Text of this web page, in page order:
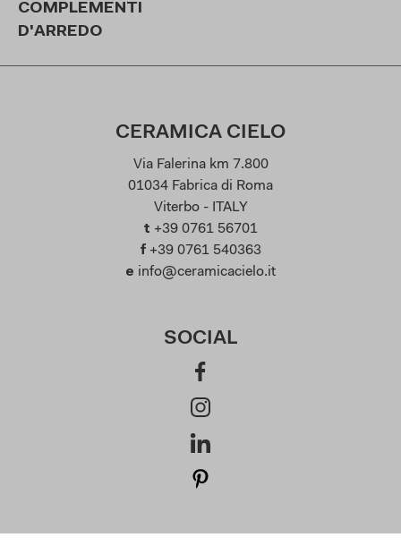
COMPLEMENTI
D'ARREDO
CERAMICA CIELO
Via Falerina km 7.800
01034 Fabrica di Roma
Viterbo - ITALY
t +39 0761 56701
f +39 0761 540363
e info@ceramicacielo.it
SOCIAL